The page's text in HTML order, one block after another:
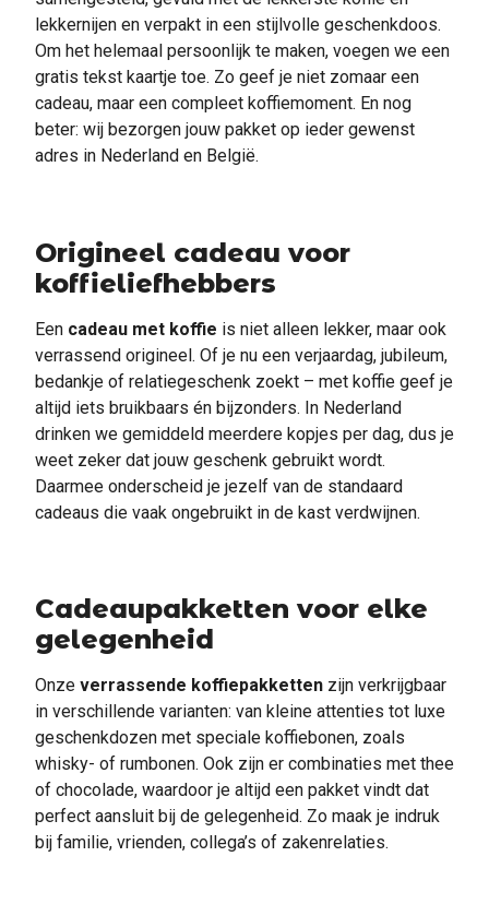
lekkernijen en verpakt in een stijlvolle geschenkdoos.
Om het helemaal persoonlijk te maken, voegen we een
gratis tekst kaartje toe. Zo geef je niet zomaar een
cadeau, maar een compleet koffiemoment. En nog
beter: wij bezorgen jouw pakket op ieder gewenst
adres in Nederland en België.
Origineel cadeau voor
koffieliefhebbers
Een cadeau met koffie is niet alleen lekker, maar ook
verrassend origineel. Of je nu een verjaardag, jubileum,
bedankje of relatiegeschenk zoekt – met koffie geef je
altijd iets bruikbaars én bijzonders. In Nederland
drinken we gemiddeld meerdere kopjes per dag, dus je
weet zeker dat jouw geschenk gebruikt wordt.
Daarmee onderscheid je jezelf van de standaard
cadeaus die vaak ongebruikt in de kast verdwijnen.
Cadeaupakketten voor elke
gelegenheid
Onze verrassende koffiepakketten zijn verkrijgbaar
in verschillende varianten: van kleine attenties tot luxe
geschenkdozen met speciale koffiebonen, zoals
whisky- of rumbonen. Ook zijn er combinaties met thee
of chocolade, waardoor je altijd een pakket vindt dat
perfect aansluit bij de gelegenheid. Zo maak je indruk
bij familie, vrienden, collega’s of zakenrelaties.